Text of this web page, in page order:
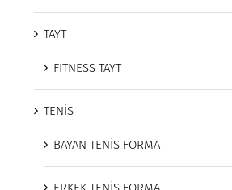
TAYT
FITNESS TAYT
TENİS
BAYAN TENİS FORMA